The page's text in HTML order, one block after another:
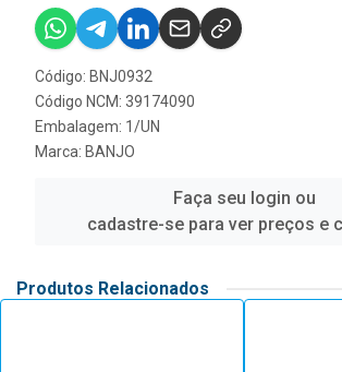
Código: BNJ0932
Código NCM: 39174090
Embalagem: 1/UN
Marca: BANJO
Faça seu login ou
cadastre-se para ver preços e
Produtos Relacionados